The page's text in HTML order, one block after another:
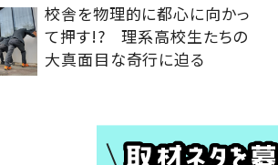
校舎を物理的に都心に向かっ
て押す!? 理系高校生たちの
大真面目な奇行に迫る